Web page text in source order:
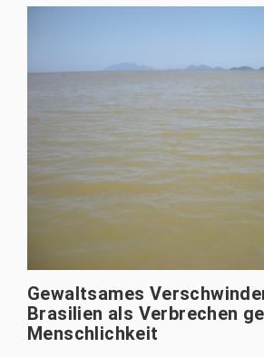
Gewaltsames
Brasilien als Verbrechen
Menschlichkeit